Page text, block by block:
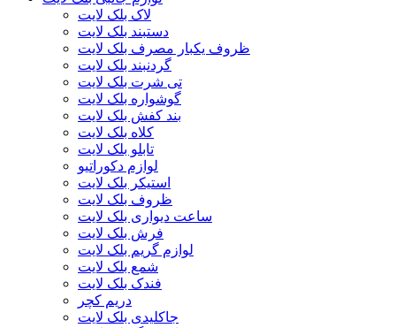
لاک بلک لایت
دستبند بلک لایت
ظروف یکبار مصرف بلک لایت
گردنبند بلک لایت
تی شرت بلک لایت
گوشواره بلک لایت
بند کفش بلک لایت
کلاه بلک لایت
تابلو بلک لایت
لوازم دکوراتیو
استیکر بلک لایت
ظروف بلک لایت
ساعت دیواری بلک لایت
فرش بلک لایت
لوازم گریم بلک لایت
شمع بلک لایت
فندک بلک لایت
دریم کچر
جاکلیدی بلک لایت